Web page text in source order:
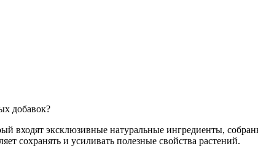
добавок?
входят эксклюзивные натуральные ингредиенты,
сохранять и усиливать полезные свойства растений.